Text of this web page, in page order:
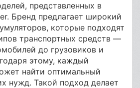
представленных в
Бренд предлагает широкий
которые подходят
транспортных средств —
до грузовиков и
этому, каждый
найти оптимальный
нужд. Такой подход делает